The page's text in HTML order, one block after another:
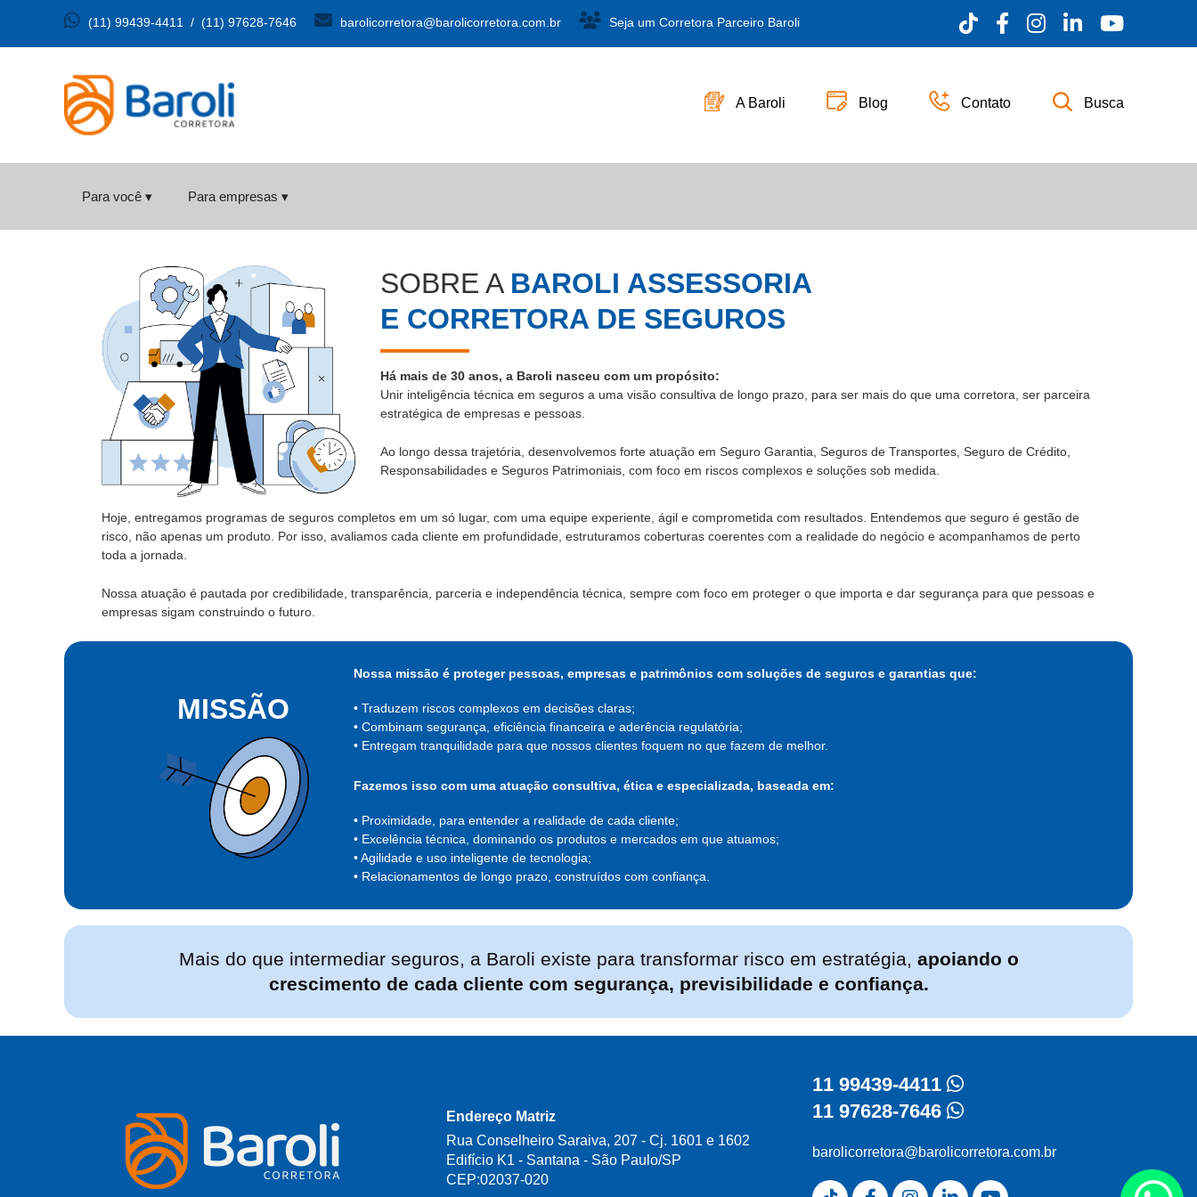
(11) 99439-4411 / (11) 97628-7646 barolicorretora@barolicorretora.com.br Seja um Corretora Parceiro Baroli
A Baroli Blog Contato Busca
Para você ▾ Para empresas ▾
SOBRE A BAROLI ASSESSORIA
E CORRETORA DE SEGUROS
Há mais de 30 anos, a Baroli nasceu com um propósito:
Unir inteligência técnica em seguros a uma visão consultiva de longo prazo, para ser mais do que uma corretora, ser parceira
estratégica de empresas e pessoas.
Ao longo dessa trajetória, desenvolvemos forte atuação em Seguro Garantia, Seguros de Transportes, Seguro de Crédito,
Responsabilidades e Seguros Patrimoniais, com foco em riscos complexos e soluções sob medida.
Hoje, entregamos programas de seguros completos em um só lugar, com uma equipe experiente, ágil e comprometida com resultados. Entendemos que seguro é gestão de
risco, não apenas um produto. Por isso, avaliamos cada cliente em profundidade, estruturamos coberturas coerentes com a realidade do negócio e acompanhamos de perto
toda a jornada.
Nossa atuação é pautada por credibilidade, transparência, parceria e independência técnica, sempre com foco em proteger o que importa e dar segurança para que pessoas e
empresas sigam construindo o futuro.
MISSÃO
Nossa missão é proteger pessoas, empresas e patrimônios com soluções de seguros e garantias que:
Traduzem riscos complexos em decisões claras;
Combinam segurança, eficiência financeira e aderência regulatória;
Entregam tranquilidade para que nossos clientes foquem no que fazem de melhor.
Fazemos isso com uma atuação consultiva, ética e especializada, baseada em:
Proximidade, para entender a realidade de cada cliente;
Excelência técnica, dominando os produtos e mercados em que atuamos;
Agilidade e uso inteligente de tecnologia;
Relacionamentos de longo prazo, construídos com confiança.
Mais do que intermediar seguros, a Baroli existe para transformar risco em estratégia, apoiando o
crescimento de cada cliente com segurança, previsibilidade e confiança.
11 99439-4411
11 97628-7646
barolicorretora@barolicorretora.com.br
Endereço Matriz
Rua Conselheiro Saraiva, 207 - Cj. 1601 e 1602
Edifício K1 - Santana - São Paulo/SP
CEP:02037-020